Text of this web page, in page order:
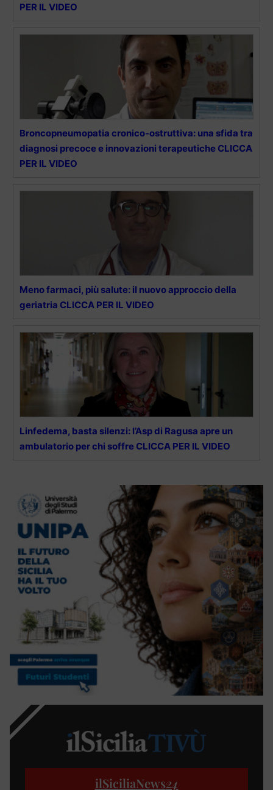
PER IL VIDEO
Broncopneumopatia cronico-ostruttiva: una sfida tra
diagnosi precoce e innovazioni terapeutiche CLICCA
PER IL VIDEO
Meno farmaci, più salute: il nuovo approccio della
geriatria CLICCA PER IL VIDEO
Linfedema, basta silenzi: l’Asp di Ragusa apre un
ambulatorio per chi soffre CLICCA PER IL VIDEO
ilSiciliaNews24